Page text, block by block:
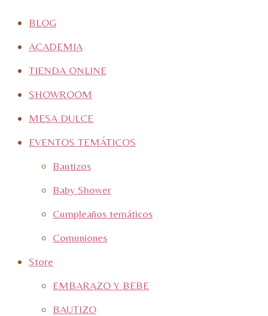
BLOG
ACADEMIA
TIENDA ONLINE
SHOWROOM
MESA DULCE
EVENTOS TEMÁTICOS
Bautizos
Baby Shower
Cumpleaños temáticos
Comuniones
Store
EMBARAZO Y BEBE
BAUTIZO